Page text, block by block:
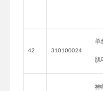
42 310100024
单
肌
神